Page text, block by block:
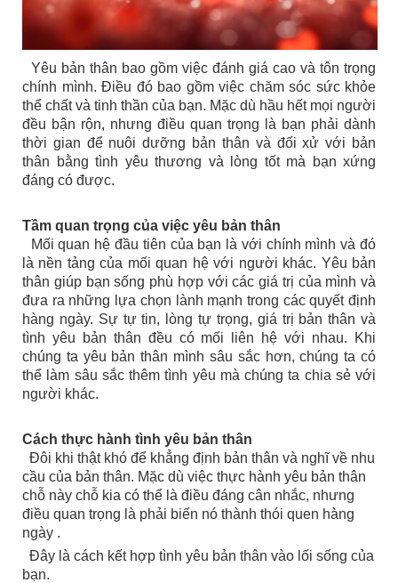
Yêu bản thân bao gồm việc đánh giá cao và tôn trọng
chính mình. Điều đó bao gồm việc chăm sóc sức khỏe
thể chất và tinh thần của bạn. Mặc dù hầu hết mọi người
đều bận rộn, nhưng điều quan trọng là bạn phải dành
thời gian để nuôi dưỡng bản thân và đối xử với bản
thân bằng tình yêu thương và lòng tốt mà bạn xứng
đáng có được.
Tầm quan trọng của việc yêu bản thân
Mối quan hệ đầu tiên của bạn là với chính mình và đó
là nền tảng của mối quan hệ với người khác. Yêu bản
thân giúp bạn sống phù hợp với các giá trị của mình và
đưa ra những lựa chọn lành mạnh trong các quyết định
hàng ngày. Sự tự tin, lòng tự trọng, giá trị bản thân và
tình yêu bản thân đều có mối liên hệ với nhau. Khi
chúng ta yêu bản thân mình sâu sắc hơn, chúng ta có
thể làm sâu sắc thêm tình yêu mà chúng ta chia sẻ với
người khác.
Cách thực hành tình yêu bản thân
Đôi khi thật khó để khẳng định bản thân và nghĩ về nhu
cầu của bản thân. Mặc dù việc thực hành yêu bản thân
chỗ này chỗ kia có thể là điều đáng cân nhắc, nhưng
điều quan trọng là phải biến nó thành thói quen hàng
ngày .
Đây là cách kết hợp tình yêu bản thân vào lối sống của
bạn.